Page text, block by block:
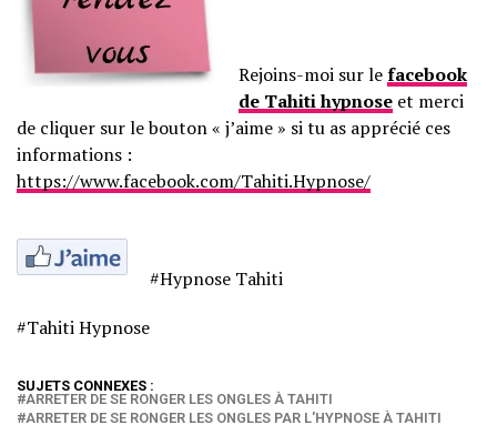
Rejoins-moi sur lefacebook
de Tahiti hypnose et merci
de cliquer sur le bouton « j’aime » si tu as apprécié ces
informations :
https://www.facebook.com/Tahiti.Hypnose/
#Hypnose Tahiti
#Tahiti Hypnose
SUJETS CONNEXES :
ARRETER DE SE RONGER LES ONGLES À TAHITI
ARRETER DE SE RONGER LES ONGLES PAR L'HYPNOSE À TAHITI